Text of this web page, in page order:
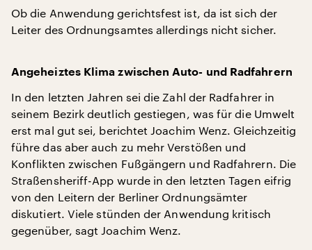
Ob die Anwendung gerichtsfest ist, da ist sich der
Leiter des Ordnungsamtes allerdings nicht sicher.
Angeheiztes Klima zwischen Auto- und Radfahrern
In den letzten Jahren sei die Zahl der Radfahrer in
seinem Bezirk deutlich gestiegen, was für die Umwelt
erst mal gut sei, berichtet Joachim Wenz. Gleichzeitig
führe das aber auch zu mehr Verstößen und
Konflikten zwischen Fußgängern und Radfahrern. Die
Straßensheriff-App wurde in den letzten Tagen eifrig
von den Leitern der Berliner Ordnungsämter
diskutiert. Viele stünden der Anwendung kritisch
gegenüber, sagt Joachim Wenz.